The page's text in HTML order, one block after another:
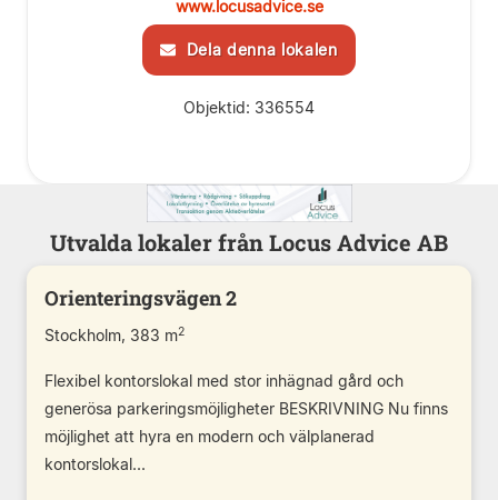
www.locusadvice.se
Dela denna lokalen
Objektid: 336554
Utvalda lokaler från Locus Advice AB
Orienteringsvägen 2
Stockholm, 383 m2
Flexibel kontorslokal med stor inhägnad gård och
generösa parkeringsmöjligheter BESKRIVNING Nu finns
möjlighet att hyra en modern och välplanerad
kontorslokal...